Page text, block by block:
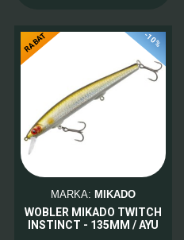
-10%
RABAT
MARKA: MIKADO
WOBLER MIKADO TWITCH
INSTINCT - 135MM / AYU